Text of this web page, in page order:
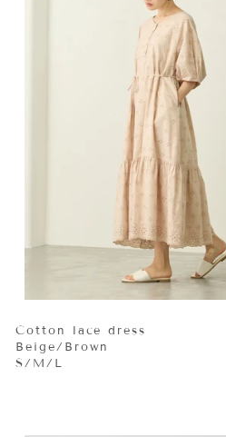
Cotton lace dress
Beige/Brown
S/M/L